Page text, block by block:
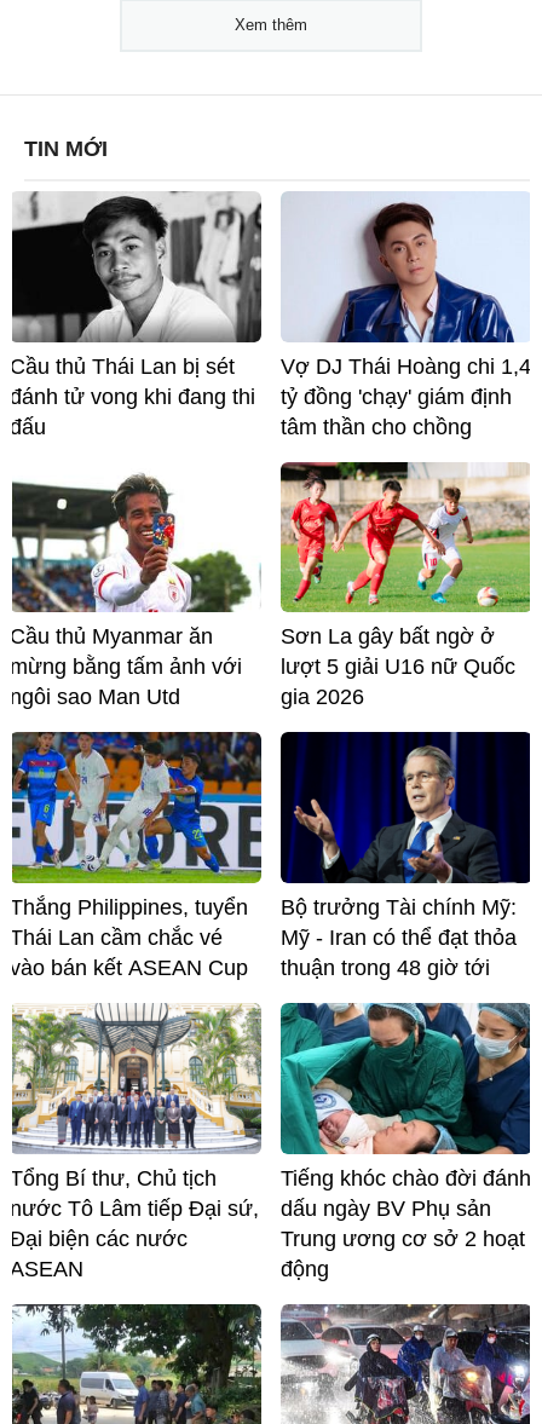
Xem thêm
TIN MỚI
Cầu thủ Thái Lan bị sét
đánh tử vong khi đang thi
đấu
Vợ DJ Thái Hoàng chi 1,4
tỷ đồng 'chạy' giám định
tâm thần cho chồng
Cầu thủ Myanmar ăn
mừng bằng tấm ảnh với
ngôi sao Man Utd
Sơn La gây bất ngờ ở
lượt 5 giải U16 nữ Quốc
gia 2026
Thắng Philippines, tuyển
Thái Lan cầm chắc vé
vào bán kết ASEAN Cup
Bộ trưởng Tài chính Mỹ:
Mỹ - Iran có thể đạt thỏa
thuận trong 48 giờ tới
Tổng Bí thư, Chủ tịch
nước Tô Lâm tiếp Đại sứ,
Đại biện các nước
ASEAN
Tiếng khóc chào đời đánh
dấu ngày BV Phụ sản
Trung ương cơ sở 2 hoạt
động